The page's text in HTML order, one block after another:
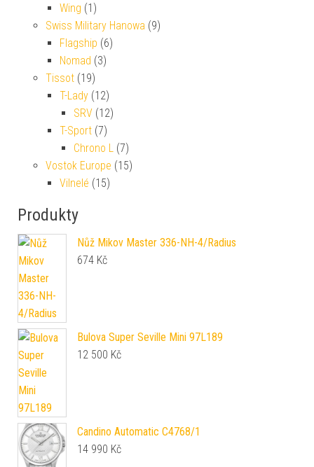
Wing (1)
Swiss Military Hanowa (9)
Flagship (6)
Nomad (3)
Tissot (19)
T-Lady (12)
SRV (12)
T-Sport (7)
Chrono L (7)
Vostok Europe (15)
Vilnelé (15)
Produkty
Nůž Mikov Master 336-NH-4/Radius
674 Kč
Bulova Super Seville Mini 97L189
12 500 Kč
Candino Automatic C4768/1
14 990 Kč